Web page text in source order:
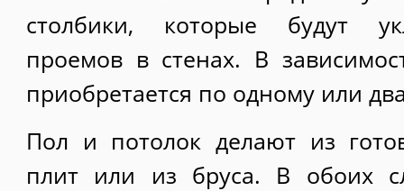
столбики, которые будут
проемов в стенах. В
приобретается по одному или
Пол и потолок делают из
плит или из бруса. В обоих